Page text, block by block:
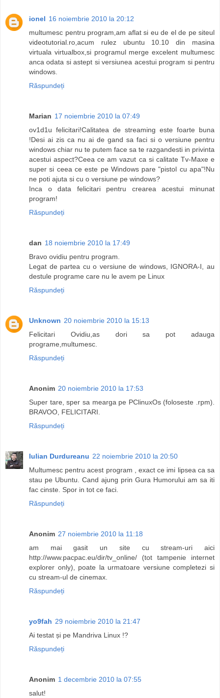
ionel 16 noiembrie 2010 la 20:12
multumesc pentru program,am aflat si eu de el de pe siteul
videotutorial.ro,acum rulez ubuntu 10.10 din masina
virtuala virtualbox,si programul merge excelent multumesc
anca odata si astept si versiunea acestui program si pentru
windows.
Răspundeți
Marian 17 noiembrie 2010 la 07:49
ov1d1u felicitari!Calitatea de streaming este foarte buna
!Desi ai zis ca nu ai de gand sa faci si o versiune pentru
windows chiar nu te putem face sa te razgandesti in privinta
acestui aspect?Ceea ce am vazut ca si calitate Tv-Maxe e
super si ceea ce este pe Windows pare "pistol cu apa"!Nu
ne poti ajuta si cu o versiune pe windows?
Inca o data felicitari pentru crearea acestui minunat
program!
Răspundeți
dan 18 noiembrie 2010 la 17:49
Bravo ovidiu pentru program.
Legat de partea cu o versiune de windows, IGNORA-I, au
destule programe care nu le avem pe Linux
Răspundeți
Unknown 20 noiembrie 2010 la 15:13
Felicitari Ovidiu,as dori sa pot adauga
programe,multumesc.
Răspundeți
Anonim 20 noiembrie 2010 la 17:53
Super tare, sper sa mearga pe PClinuxOs (foloseste .rpm).
BRAVOO, FELICITARI.
Răspundeți
Iulian Durdureanu 22 noiembrie 2010 la 20:50
Multumesc pentru acest program , exact ce imi lipsea ca sa
stau pe Ubuntu. Cand ajung prin Gura Humorului am sa iti
fac cinste. Spor in tot ce faci.
Răspundeți
Anonim 27 noiembrie 2010 la 11:18
am mai gasit un site cu stream-uri aici
http://www.pacpac.eu/dir/tv_online/ (tot tampenie internet
explorer only), poate la urmatoare versiune completezi si
cu stream-ul de cinemax.
Răspundeți
yo9fah 29 noiembrie 2010 la 21:47
Ai testat și pe Mandriva Linux !?
Răspundeți
Anonim 1 decembrie 2010 la 07:55
salut!